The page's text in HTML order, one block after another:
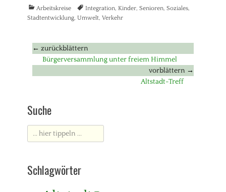
Kategorien
Arbeitskreise TagsIntegration, Kinder, Senioren, Soziales,
Stadtentwicklung, Umwelt, Verkehr
Beitragsnavigation
← zurückblättern
Vorheriger
Bürgerversammlung unter freiem Himmel
vorblättern →
Altstadt-Treff
Suche
Suche
nach:
Schlagwörter